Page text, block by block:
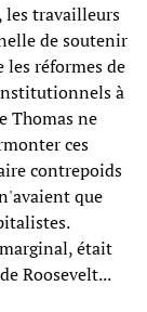
les travailleurs
de soutenir
les réformes de
à
Thomas ne
ces
contrepoids
que
était
Roosevelt...